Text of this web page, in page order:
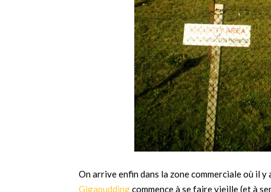
On arrive enfin dans la zone commerciale où il
Gigapuddingcommence à se faire vieille (et à